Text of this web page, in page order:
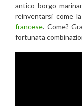
antico borgo
reinventarsi come
francese. Come?
fortunata